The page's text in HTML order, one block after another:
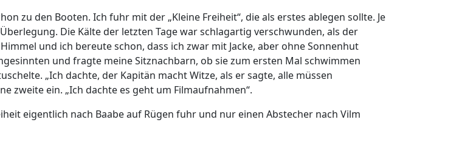
zu den Booten. Ich fuhr mit der „Kleine Freiheit“, die als erstes ablegen sollte. Je
Die Kälte der letzten Tage war schlagartig verschwunden, als der
und ich bereute schon, dass ich zwar mit Jacke, aber ohne Sonnenhut
und fragte meine Sitznachbarn, ob sie zum ersten Mal schwimmen
„Ich dachte, der Kapitän macht Witze, als er sagte, alle müssen
zweite ein. „Ich dachte es geht um Filmaufnahmen“.
eigentlich nach Baabe auf Rügen fuhr und nur einen Abstecher nach Vilm